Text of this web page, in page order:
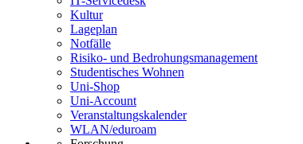
Kultur
Lageplan
Notfälle
Risiko- und Bedrohungsmanagement
Studentisches Wohnen
Uni-Shop
Uni-Account
Veranstaltungskalender
WLAN/eduroam